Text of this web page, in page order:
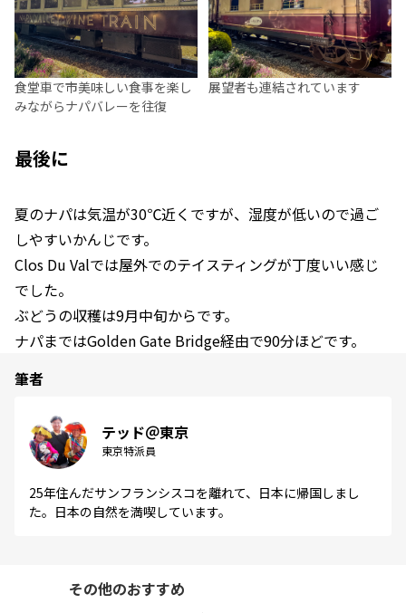
食堂車で市美味しい食事を楽し
みながらナパバレーを往復
展望者も連結されています
最後に
夏のナパは気温が30℃近くですが、湿度が低いので過ご
しやすいかんじです。
Clos Du Valでは屋外でのテイスティングが丁度いい感じ
でした。
ぶどうの収穫は9月中旬からです。
ナパまではGolden Gate Bridge経由で90分ほどです。
筆者
テッド＠東京
東京特派員
25年住んだサンフランシスコを離れて、日本に帰国しまし
た。日本の自然を満喫しています。
その他のおすすめ